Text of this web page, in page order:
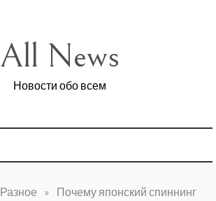
All News
Новости обо всем
Разное »
Почему японский спиннинг